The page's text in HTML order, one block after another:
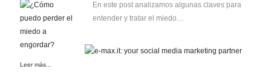
En este post analizamos algunas claves para
entender y tratar el miedo…
Leer más...